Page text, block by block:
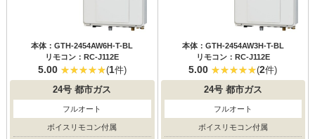
本体：GTH-2454AW6H-T-BL
リモコン：RC-J112E
5.00 (1件)
24号 都市ガス
フルオート
ボイスリモコン付属
本体：GTH-2454AW3H-T-BL
リモコン：RC-J112E
5.00 (2件)
24号都市ガス
フルオート
ボイスリモコン付属